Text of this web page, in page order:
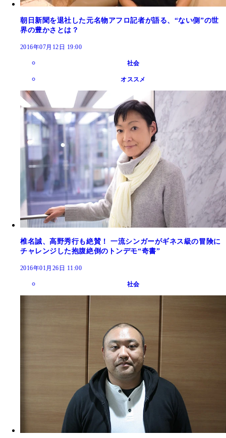
朝日新聞を退社した元名物アフロ記者が語る、“ない側”の世
界の豊かさとは？
2016年07月12日 19:00
社会
オススメ
椎名誠、高野秀行も絶賛！ 一流シンガーがギネス級の冒険に
チャレンジした抱腹絶倒のトンデモ“奇書”
2016年01月26日 11:00
社会